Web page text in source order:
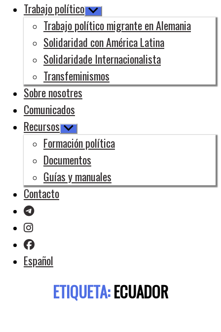
Trabajo político Mostrar
el
submenú
Trabajo político migrante en Alemania
Solidaridad con América Latina
Solidaridade Internacionalista
Transfeminismos
Sobre nosotres
Comunicados
Recursos Mostrar
el
submenú
Formación política
Documentos
Guías y manuales
Contacto
Español
ETIQUETA:ECUADOR